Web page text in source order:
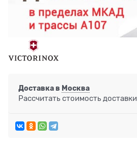
Доставка в Москва
Рассчитать стоимость доставки